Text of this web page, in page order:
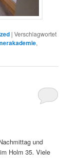
|Verschlagwortet
,
und
Holm 35. Viele